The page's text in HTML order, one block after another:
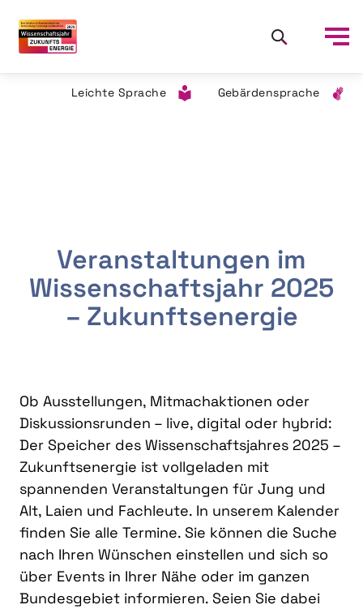
Leichte Sprache Gebärdensprache
Veranstaltungen im
Wissenschaftsjahr 2025
– Zukunftsenergie
Ob Ausstellungen, Mitmachaktionen oder
Diskussionsrunden – live, digital oder hybrid:
Der Speicher des Wissenschaftsjahres 2025 –
Zukunftsenergie ist vollgeladen mit
spannenden Veranstaltungen für Jung und
Alt, Laien und Fachleute. In unserem Kalender
finden Sie alle Termine. Sie können die Suche
nach Ihren Wünschen einstellen und sich so
über Events in Ihrer Nähe oder im ganzen
Bundesgebiet informieren. Seien Sie dabei